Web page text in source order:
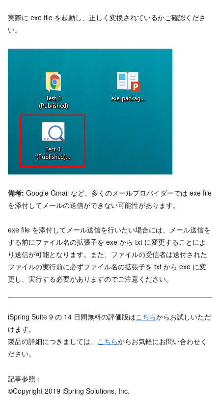
実際に exe file を起動し、正しく変換されているかご確認くださ
い。
備考: Google Gmail など、多くのメールプロバイダーでは exe file
を添付してメールの送信ができない可能性があります。
exe file を添付してメール送信を行いたい場合には、メール送信を
する前にファイル名の拡張子を exe から txt に変更することによ
り送信が可能となります。また、ファイルの受信者は送付された
ファイルの実行前に必ずファイル名の拡張子を txt から exe に変
更し、実行する必要がありますのでご注意ください。
iSpring Suite 9 の 14 日間無料の評価版はこちらからお試しいただ
けます。
製品の詳細につきましては、 こちらからお気軽にお問い合わせく
ださい。
記事参照：
©Copyright 2019 iSpring Solutions, Inc.